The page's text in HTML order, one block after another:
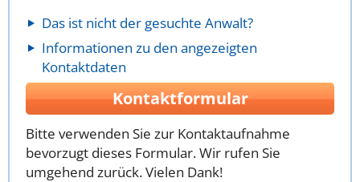
Das ist nicht der gesuchte Anwalt?
Informationen zu den angezeigten
Kontaktdaten
Kontaktformular
Bitte verwenden Sie zur Kontaktaufnahme
bevorzugt dieses Formular. Wir rufen Sie
umgehend zurück. Vielen Dank!